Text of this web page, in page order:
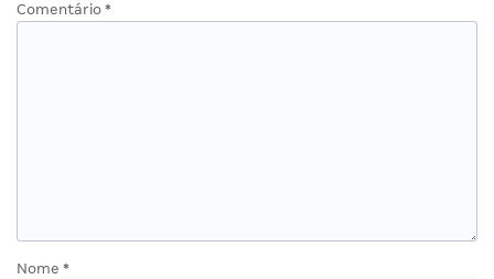
Comentário *
Nome *